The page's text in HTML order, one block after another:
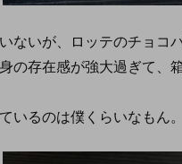
ないが、ロッテのチョコ
の存在感が強大過ぎて、
いるのは僕くらいなもん。